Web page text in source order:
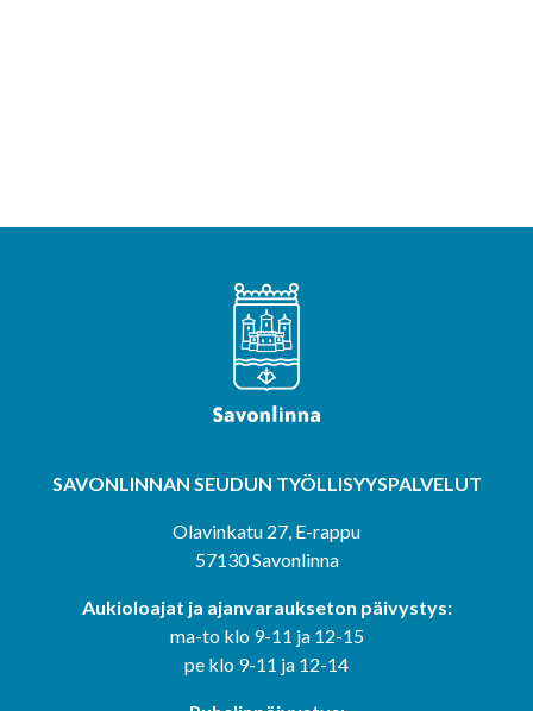
SAVONLINNAN SEUDUN TYÖLLISYYSPALVELUT
Olavinkatu 27, E-rappu
57130 Savonlinna
Aukioloajat ja ajanvaraukseton päivystys:
ma-to klo 9-11 ja 12-15
pe klo 9-11 ja 12-14